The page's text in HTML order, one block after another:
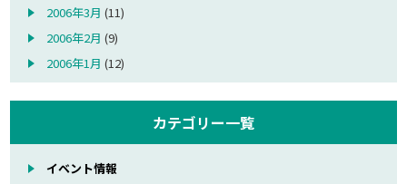
2006年3月 (11)
2006年2月 (9)
2006年1月 (12)
カテゴリー一覧
イベント情報